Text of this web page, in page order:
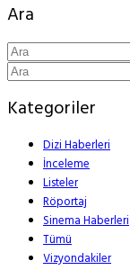
Ara
Kategoriler
Dizi Haberleri
İnceleme
Listeler
Röportaj
Sinema Haberleri
Tümü
Vizyondakiler